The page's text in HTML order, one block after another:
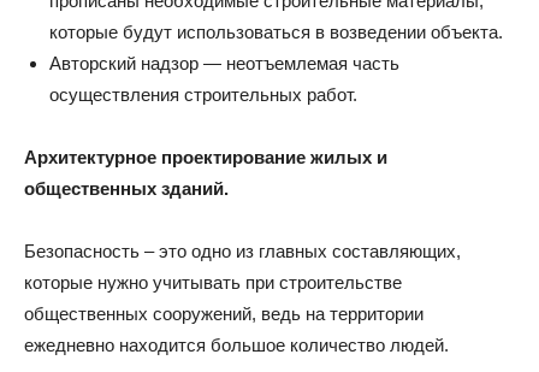
которые будут использоваться в возведении объекта.
Авторский надзор — неотъемлемая часть
осуществления строительных работ.
Архитектурное проектирование жилых и
общественных зданий.
Безопасность – это одно из главных составляющих,
которые нужно учитывать при строительстве
общественных сооружений, ведь на территории
ежедневно находится большое количество людей.